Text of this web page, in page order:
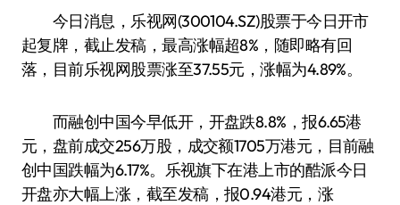
今日消息，乐视网(300104.SZ)股票于今日开市
起复牌，截止发稿，最高涨幅超8%，随即略有回
落，目前乐视网股票涨至37.55元，涨幅为4.89%。
而融创中国今早低开，开盘跌8.8%，报6.65港
元，盘前成交256万股，成交额1705万港元，目前融
创中国跌幅为6.17%。乐视旗下在港上市的酷派今日
开盘亦大幅上涨，截至发稿，报0.94港元，涨